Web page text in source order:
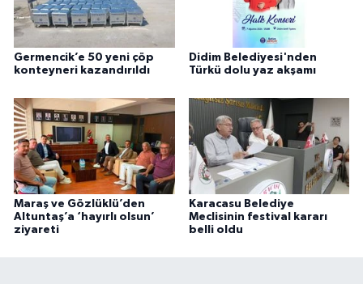
Germencik’e 50 yeni çöp
konteyneri kazandırıldı
Didim Belediyesi'nden
Türkü dolu yaz akşamı
Maraş ve Gözlüklü’den
Altuntaş’a ‘hayırlı olsun’
ziyareti
Karacasu Belediye
Meclisinin festival kararı
belli oldu